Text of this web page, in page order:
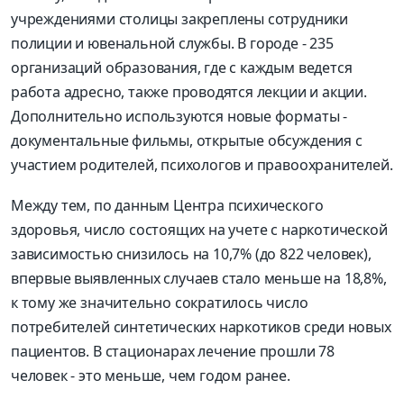
учреждениями столицы закреплены сотрудники
полиции и ювенальной службы. В городе - 235
организаций образования, где с каждым ведется
работа адресно, также проводятся лекции и акции.
Дополнительно используются новые форматы -
документальные фильмы, открытые обсуждения с
участием родителей, психологов и правоохранителей.
Между тем, по данным Центра психического
здоровья, число состоящих на учете с наркотической
зависимостью снизилось на 10,7% (до 822 человек),
впервые выявленных случаев стало меньше на 18,8%,
к тому же значительно сократилось число
потребителей синтетических наркотиков среди новых
пациентов. В стационарах лечение прошли 78
человек - это меньше, чем годом ранее.